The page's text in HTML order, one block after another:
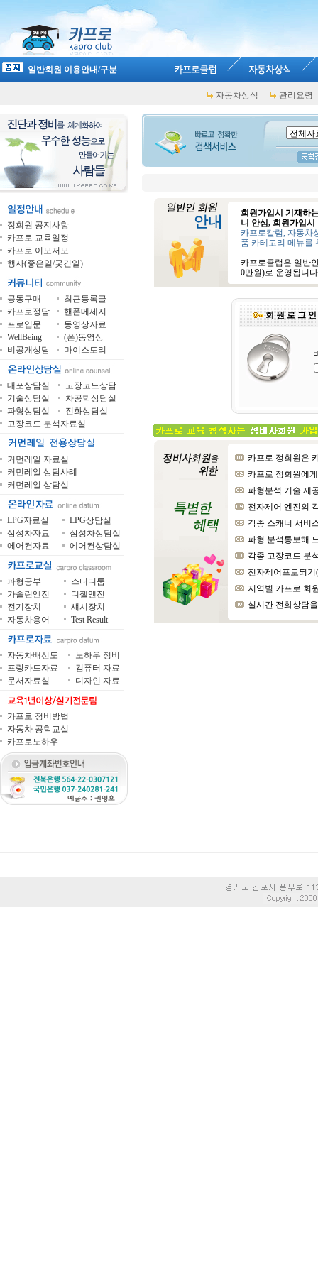
일반회원 이용안내/구분
자동차상식 관리요령
정회원 공지사항
카프로 교육일정
카프로 이모저모
행사(좋은일/궂긴일)
공동구매
최근등록글
카프로정담
핸폰메세지
프로입문
동영상자료
WellBeing
(폰)동영상
비공개상담
마이스토리
대포상담실
고장코드상담
기술상담실
차공학상담실
파형상담실
전화상담실
고장코드 분석자료실
커먼레일 자료실
커먼레일 상담사례
커먼레일 상담실
LPG자료실
LPG상담실
삼성차자료
삼성차상담실
에어컨자료
에어컨상담실
파형공부
스터디룸
가솔린엔진
디젤엔진
전기장치
섀시장치
자동차용어
Test Result
자동차배선도
노하우 정비
프랑카드자료
컴퓨터 자료
문서자료실
디자인 자료
카프로 정비방법
자동차 공학교실
카프로노하우
회원가입시 기재하
니 안심, 회원가입
카프로칼럼, 자동차
품 카테고리 메뉴를
카프로클럽은 일반
0만원)로 운영됩니
회 원 로 그 인
카프로 정회원은
카프로 정회원에
파형분석 기술 제
전자제어 엔진의
각종 스캐너 서비
파형 분석통보해
각종 고장코드 분
전자제어프로되
지역별 카프로 회
실시간 전화상담